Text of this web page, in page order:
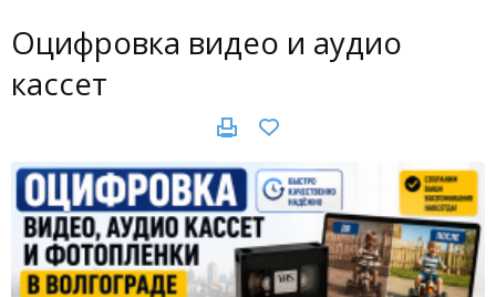
Оцифровка видео и аудио
кассет